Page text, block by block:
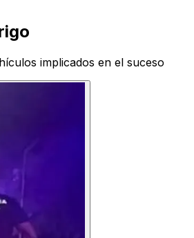
implicados en el suceso